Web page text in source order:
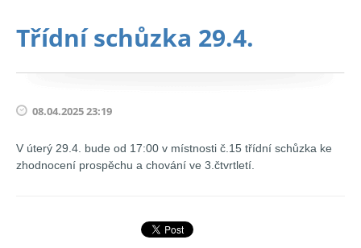
Třídní schůzka 29.4.
08.04.2025 23:19
V úterý 29.4. bude od 17:00 v místnosti č.15 třídní schůzka ke
zhodnocení prospěchu a chování ve 3.čtvrtletí.